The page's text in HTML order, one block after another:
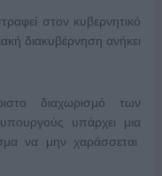
στον κυβερνητικό
διακυβέρνηση ανήκει
διαχωρισμό των
υπάρχει μια
να μην χαράσσεται